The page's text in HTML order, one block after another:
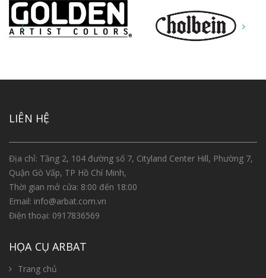
LIÊN HỆ
Địa chỉ: Tầng 2, 104 đường số 7, Cityland Center Hill, Phường 7,
Quận Gò Vấp, TP Hồ Chí Minh,
Thời gian mở cửa: 8:00 đến 18:00
Email: info@arbat.com.vn
Điện thoại: 0917836569
HỌA CỤ ARBAT
Trang chủ